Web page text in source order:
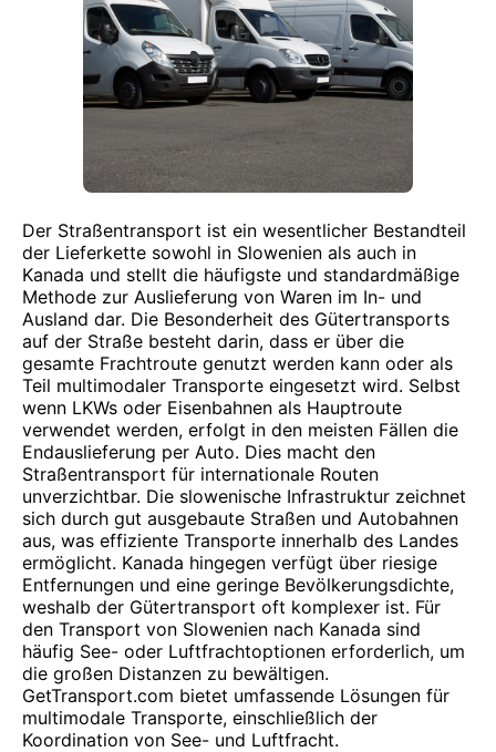
Der Straßentransport ist ein wesentlicher Bestandteil
der Lieferkette sowohl in Slowenien als auch in
Kanada und stellt die häufigste und standardmäßige
Methode zur Auslieferung von Waren im In- und
Ausland dar. Die Besonderheit des Gütertransports
auf der Straße besteht darin, dass er über die
gesamte Frachtroute genutzt werden kann oder als
Teil multimodaler Transporte eingesetzt wird. Selbst
wenn LKWs oder Eisenbahnen als Hauptroute
verwendet werden, erfolgt in den meisten Fällen die
Endauslieferung per Auto. Dies macht den
Straßentransport für internationale Routen
unverzichtbar. Die slowenische Infrastruktur zeichnet
sich durch gut ausgebaute Straßen und Autobahnen
aus, was effiziente Transporte innerhalb des Landes
ermöglicht. Kanada hingegen verfügt über riesige
Entfernungen und eine geringe Bevölkerungsdichte,
weshalb der Gütertransport oft komplexer ist. Für
den Transport von Slowenien nach Kanada sind
häufig See- oder Luftfrachtoptionen erforderlich, um
die großen Distanzen zu bewältigen.
GetTransport.com bietet umfassende Lösungen für
multimodale Transporte, einschließlich der
Koordination von See- und Luftfracht.